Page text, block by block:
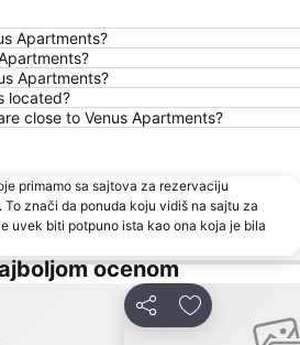
Miami Beach
Kamenovo
Kraljičina plaža
Mala
Maljevik
Mojito
Apartments?
Apartments?
located?
close to Venus Apartments?
primamo sa sajtova za rezervaciju
To znači da ponuda koju vidiš na sajtu za
uvek biti potpuno ista kao ona koja je bila
ocenom
Deli Dodati u